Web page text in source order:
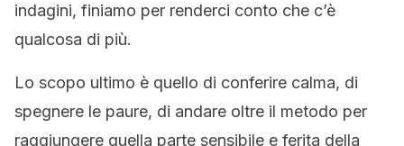
indagini, finiamo per renderci conto che c’è
qualcosa di più.
Lo scopo ultimo è quello di conferire calma, di
spegnere le paure, di andare oltre il metodo per
raggiungere quella parte sensibile e ferita della